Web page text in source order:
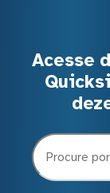
Acesse